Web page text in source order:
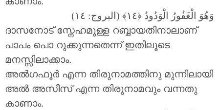
وَهُوَ الْغَفُورُ الْوَدُودُ
البروج: ١٤)
ദാസനോട് സ്നേഹമുള്ള റബ്ബായതിനാലാണ്
പാപം പൊ റുക്കുന്നതെന്ന് ഇതിലൂടെ
മനസ്സിലാക്കാം.
അൽഗഫൂർ എന്ന തിരുനാമത്തിനു മുന്നിലായി
അൽ അസീസ് എന്ന തിരുനാമവും വന്നതു
കാണാം.